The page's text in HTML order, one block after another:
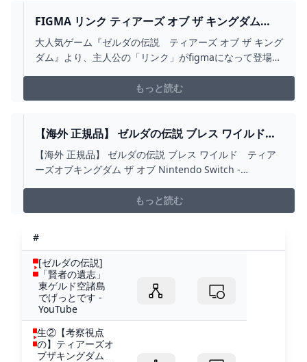
FIGMA リンク ティアーズ オブ ザ キングダム
VER. DXエディション｜グッドスマイルカンパニ
ー公式ショップ
大人気ゲーム『ゼルダの伝説 ティアーズ オブ ザ キング
ダム』より、主人公の「リンク」がfigmaになって登場！
ョンパーツ：「マスターソード」「ハイリアの盾」「ハ
イリアのフード」「パラセール」「ロケット」「ロケッ
ーレルーフエフェクトパーツ」「旅人の盾」「岩ハンマ
ー」「ラウルの腕」ほか 盾・弓は専用の固定パーツで背
負うことが可能
もっと読む
【海外 正規品】 ゼルダの伝説 ブレス ワイルド
ティアーズオブキングダム ザ オブ NINTENDO
SWITCH - BESTCHEERSTONE.COM
【海外 正規品】 ゼルダの伝説 ブレス ワイルド ティア
ーズオブキングダム ザ オブ Nintendo Switch -
もっと読む
#
[ゼルダの伝説]
「賢者の遺志」
東ゲルド空諸島
でげっとです -
YouTube
生②【考察視点
の】ティアーズオ
ブザキングダム